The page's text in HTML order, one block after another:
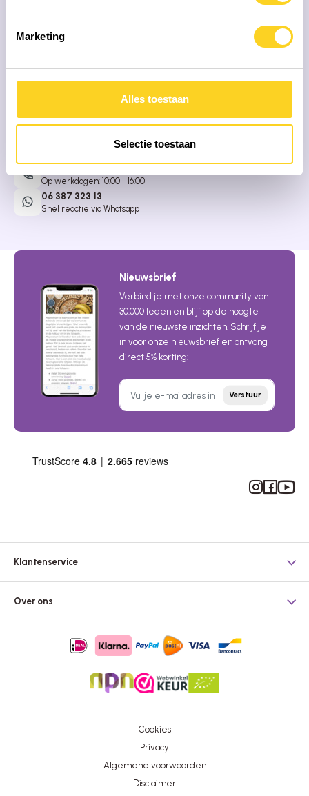
Marketing
Alles toestaan
Selectie toestaan
Klantenservice
Mijn account
Op werkdagen: 10:00 - 16:00
06 387 323 13
Snel reactie via Whatsapp
Nieuwsbrief
Verbind je met onze community van
30.000 leden en blijf op de hoogte
van de nieuwste inzichten. Schrijf je
in voor onze nieuwsbrief en ontvang
direct 5% korting:
Verstuur
Instagram
Facebook
Klantenservice
Over ons
Cookies
Privacy
Algemene voorwaarden
Disclaimer